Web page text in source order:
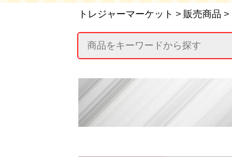
トレジャーマーケット > 販売商品 >